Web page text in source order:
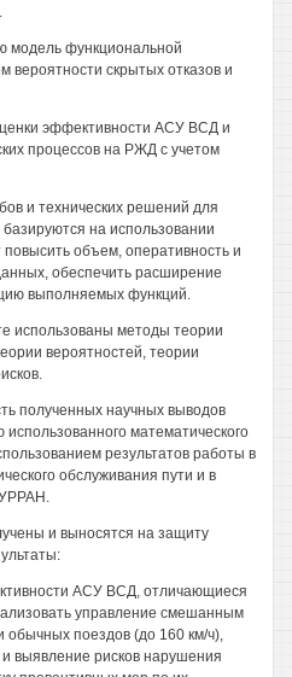
модель функциональной
вероятности скрытых отказов и
эффективности АСУ ВСД и
процессов на РЖД с учетом
и технических решений для
на использовании
объем, оперативность и
обеспечить расширение
выполняемых функций.
использованы методы теории
вероятностей, теории
полученных научных выводов
математического
результатов работы в
обслуживания пути и в
УРРАН.
и выносятся на защиту
АСУ ВСД, отличающиеся
управление смешанным
обычных поездов (до 160 км/ч),
выявление рисков нарушения